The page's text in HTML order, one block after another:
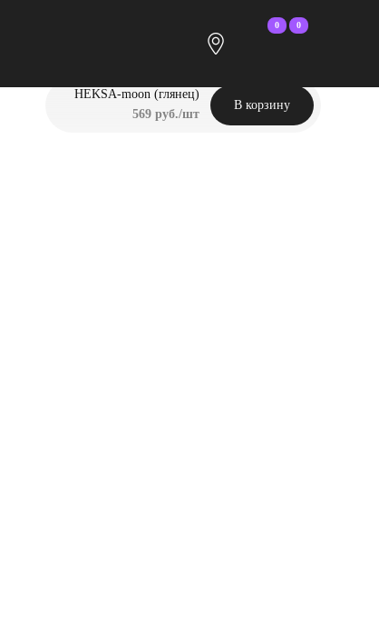
0 0
HEKSA-moon (глянец)
569 руб./шт
В корзину